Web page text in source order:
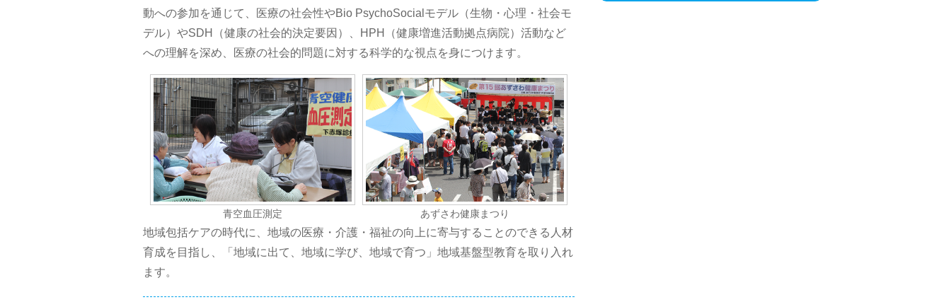
動への参加を通じて、医療の社会性やBio PsychoSocialモデル（生物・心理・社会モ
デル）やSDH（健康の社会的決定要因）、HPH（健康増進活動拠点病院）活動など
への理解を深め、医療の社会的問題に対する科学的な視点を身につけます。
青空血圧測定 あずさわ健康まつり
地域包括ケアの時代に、地域の医療・介護・福祉の向上に寄与することのできる人材
育成を目指し、「地域に出て、地域に学び、地域で育つ」地域基盤型教育を取り入れ
ます。